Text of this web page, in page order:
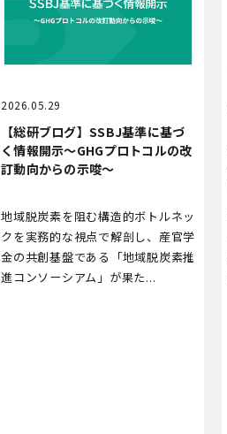
2026.05.29
【総研ブログ】SSBJ基準に基づ
く情報開示～GHGプロトコルの改
訂動向からの示唆～
地域脱炭素を阻む構造的ボトルネッ
クを実務的な視点で解剖し、産官学
金の共創基盤である「地域脱炭素推
進コンソーシアム」が果た...